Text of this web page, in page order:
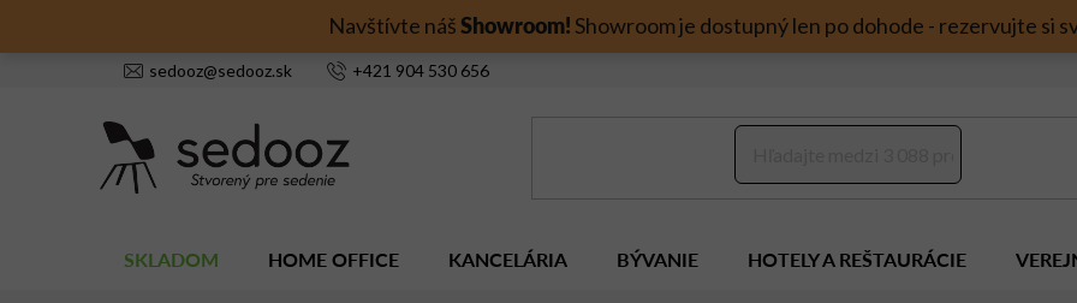
Navštívte nášShowroom!Showroom je dostupný len po dohode - rezervujte si
sedooz@sedooz.sk +421 904 530 656
SKLADOM HOME OFFICE KANCELÁRIA BÝVANIE HOTELY A REŠTAURÁCIE